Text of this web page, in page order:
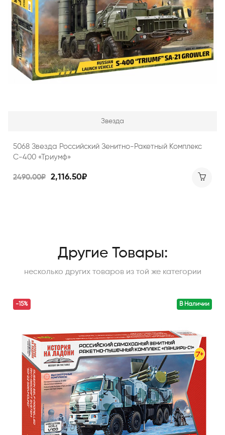
Звезда
5068 Звезда Российский Зенитно-Ракетный Комплекс
С-400 «Триумф»
2490.00₽ 2,116.50₽
Другие Товары:
несколько других товаров из той же категории
В Наличии
-15%